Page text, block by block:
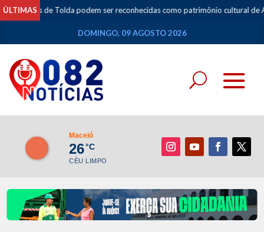
ÚLTIMAS
de Tolda podem ser reconhecidas como patrimônio cultural de Alagoas •
DOMINGO, 09 AGOSTO 2026
Maceió
26°C
CÉU LIMPO